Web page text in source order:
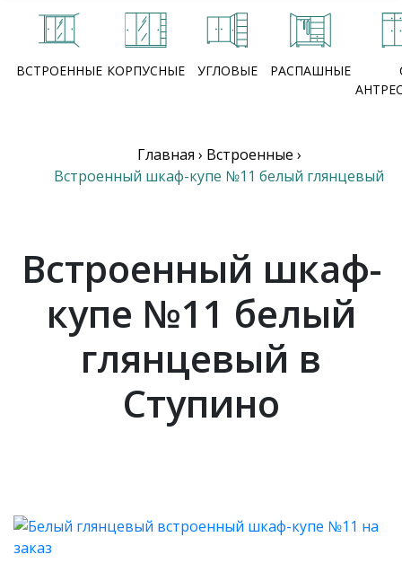
ВСТРОЕННЫЕ КОРПУСНЫЕ УГЛОВЫЕ РАСПАШНЫЕ
Главная › Встроенные ›
Встроенный шкаф-купе №11 белый глянцевый
Встроенный шкаф-
купе №11 белый
глянцевый в
Ступино